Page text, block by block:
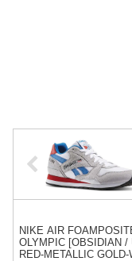
NIKE AIR
OLYMPIC [OBSIDIAN /
RED-METALLIC GOLD-